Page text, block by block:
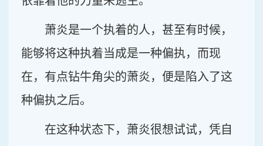
萧炎是一个执着的人，甚至有时候，
能够将这种执着当成是一种偏执，而现
在，有点钻牛角尖的萧炎，便是陷入了这
种偏执之后。
在这种状态下，萧炎很想试试，凭自